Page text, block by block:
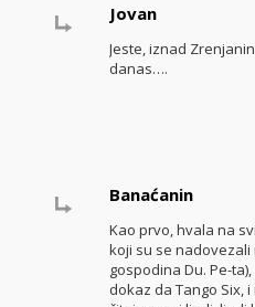
Jovan
Jeste, iznad
danas….
Banaćanin
Kao prvo, hvala na
koji su se
gospodina Du. Pe-
dokaz da Tango Six,